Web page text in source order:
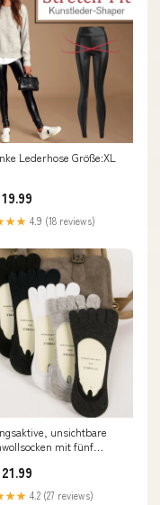
Lederhose Größe:XL
4.9 (18 reviews)
unsichtbare
mit fünf
4.2 (27 reviews)